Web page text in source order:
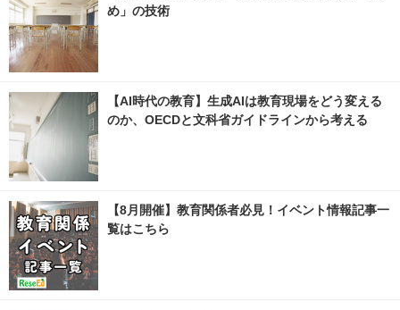
め」の技術
【AI時代の教育】生成AIは教育現場をどう変える
のか、OECDと文科省ガイドラインから考える
【8月開催】教育関係者必見！イベント情報記事一
覧はこちら